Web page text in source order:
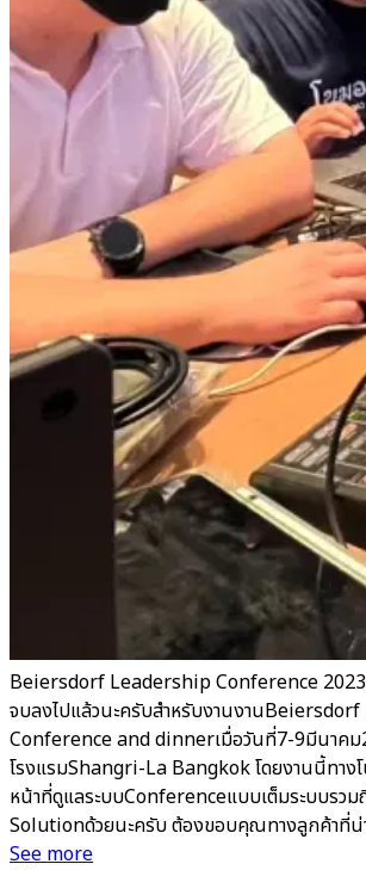
Beiersdorf Leadership Conference 2023
จบลงไปแล้วนะครับสำหรับงานงาน
Conference and dinnerเมื่อวันที่7-9มีนาค
โรงแรมShangri-La Bangkok โดยงานนี้ทางโ
หน้าที่ดูแลระบบConferenceแบบเต็มระบบรว
Solutionด้วยนะครับ ต้องขอบคุณทางลูกค้าที่
See more